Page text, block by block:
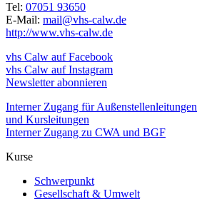
Tel: 07051 93650
E-Mail: mail@vhs-calw.de
http://www.vhs-calw.de
vhs Calw auf Facebook
vhs Calw auf Instagram
Newsletter abonnieren
Interner Zugang für Außenstellenleitungen
und Kursleitungen
Interner Zugang zu CWA und BGF
Kurse
Schwerpunkt
Gesellschaft & Umwelt